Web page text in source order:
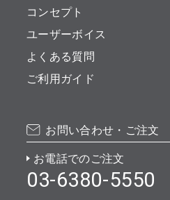
コンセプト
ユーザーボイス
よくある質問
ご利用ガイド
お問い合わせ・ご注文
お電話でのご注文
03-6380-5550